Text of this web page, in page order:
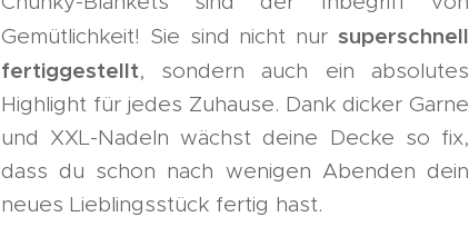
Gemütlichkeit! Sie sind nicht nur superschnell
fertiggestellt, sondern auch ein absolutes
Highlight für jedes Zuhause. Dank dicker Garne
und XXL-Nadeln wächst deine Decke so fix,
dass du schon nach wenigen Abenden dein
neues Lieblingsstück fertig hast.